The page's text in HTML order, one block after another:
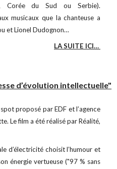
Corée du Sud ou Serbie).
musicaux que la chanteuse a
et Lionel Dudognon…
LA SUITE ICI…
d’évolution intellectuelle"
proposé par EDF et l’agence
Le film a été réalisé par Réalité,
d’électricité choisit l’humour et
énergie vertueuse ("97 % sans